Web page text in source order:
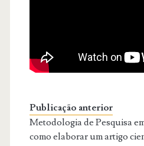
Publicação anterior
Metodologia de Pesquisa
como elaborar um artigo